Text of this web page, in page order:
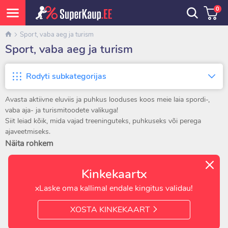
0
Sport, vaba aeg ja turism
Sport, vaba aeg ja turism
Rodyti subkategorijas
Avasta aktiivne eluviis ja puhkus looduses koos meie laia spordi-,
vaba aja- ja turismitoodete valikuga!
Siit leiad kõik, mida vajad treeninguteks, puhkuseks või perega
ajaveetmiseks.
Kõik tooted on hoolikalt valitud, et tagada kvaliteet, mugavus ja
vastupidavus.
Sporditooted on mõeldud neile, kes hoolivad oma tervisest ja
Meie valikus on treeningseadmed, hantlid, raskused, massaažirullid,
joogamatid ja fitnessitarvikud – sobivad nii koduseks treeninguks kui
ka spordisaali.
Näita rohkem
Kinkekaartx
xLaske oma kallimal endale kingitus validau!
XOSTA KINKEKAART